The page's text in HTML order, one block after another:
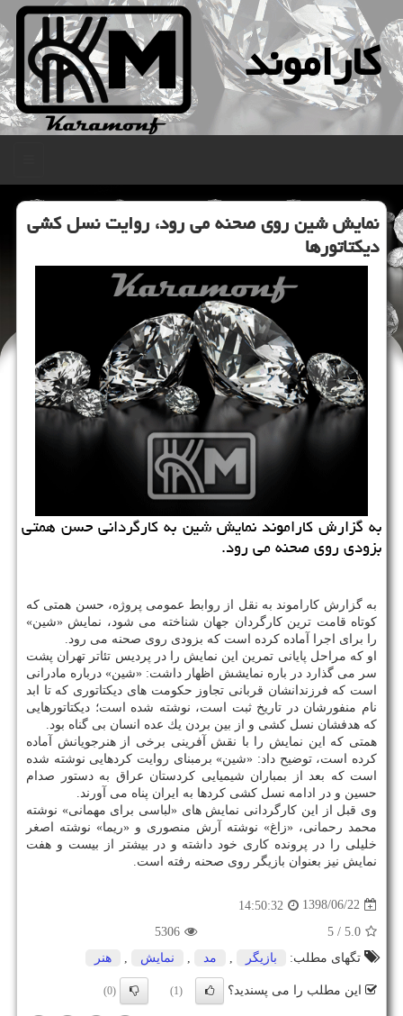
كاراموند
نمایش شین روی صحنه می رود، روایت نسل كشی
دیكتاتورها
به گزارش كاراموند نمایش شین به كارگردانی حسن همتی
بزودی روی صحنه می رود.
به گزارش كاراموند به نقل از روابط عمومی پروژه، حسن همتی كه
كوتاه قامت ترین كارگردان جهان شناخته می شود، نمایش «شین»
را برای اجرا آماده كرده است كه بزودی روی صحنه می رود.
او كه مراحل پایانی تمرین این نمایش را در پردیس تئاتر تهران پشت
سر می گذارد در باره نمایشش اظهار داشت: «شین» درباره مادرانی
است كه فرزندانشان قربانی تجاوز حكومت های دیكتاتوری كه تا ابد
نام منفورشان در تاریخ ثبت است، نوشته شده است؛ دیكتاتورهایی
كه هدفشان نسل كشی و از بین بردن یك عده انسان بی گناه بود.
همتی كه این نمایش را با نقش آفرینی برخی از هنرجویانش آماده
كرده است، توضیح داد: «شین» برمبنای روایت كردهایی نوشته شده
است كه بعد از بمباران شیمیایی كردستان عراق به دستور صدام
حسین و در ادامه نسل كشی كردها به ایران پناه می آورند.
وی قبل از این كارگردانی نمایش های «لباسی برای مهمانی» نوشته
محمد رحمانی، «زاغ» نوشته آرش منصوری و «ریما» نوشته اصغر
خلیلی را در پرونده كاری خود داشته و در بیشتر از بیست و هفت
نمایش نیز بعنوان بازیگر روی صحنه رفته است.
1398/06/22
14:50:32
5.0
/ 5
5306
تگهای مطلب:
بازیگر مد نمایش هنر
این مطلب را می پسندید؟ (1)
(0)